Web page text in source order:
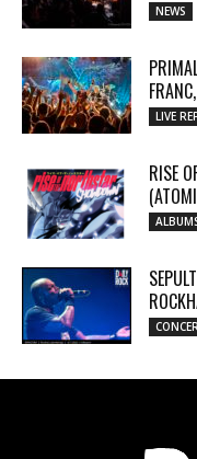
NEWS
LIVE
RISE